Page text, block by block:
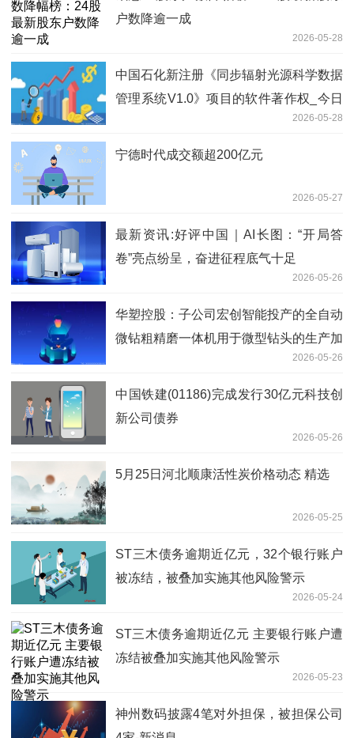
户数降逾一成
2026-05-28
中国石化新注册《同步辐射光源科学数据
管理系统V1.0》项目的软件著作权_今日
2026-05-28
宁德时代成交额超200亿元
2026-05-27
最新资讯:好评中国｜AI长图：“开局答
卷”亮点纷呈，奋进征程底气十足
2026-05-26
华塑控股：子公司宏创智能投产的全自动
微钻粗精磨一体机用于微型钻头的生产加
2026-05-26
中国铁建(01186)完成发行30亿元科技创
新公司债券
2026-05-26
5月25日河北顺康活性炭价格动态 精选
2026-05-25
ST三木债务逾期近亿元，32个银行账户
被冻结，被叠加实施其他风险警示
2026-05-24
ST三木债务逾期近亿元 主要银行账户遭
冻结被叠加实施其他风险警示
2026-05-23
神州数码披露4笔对外担保，被担保公司